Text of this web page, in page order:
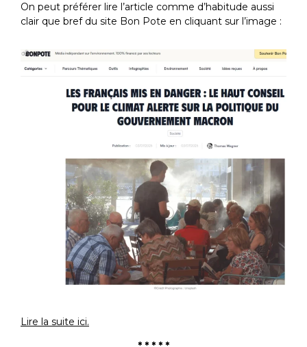
On peut préférer lire l’article comme d’habitude aussi
clair que bref du site Bon Pote en cliquant sur l’image :
Lire la suite ici.